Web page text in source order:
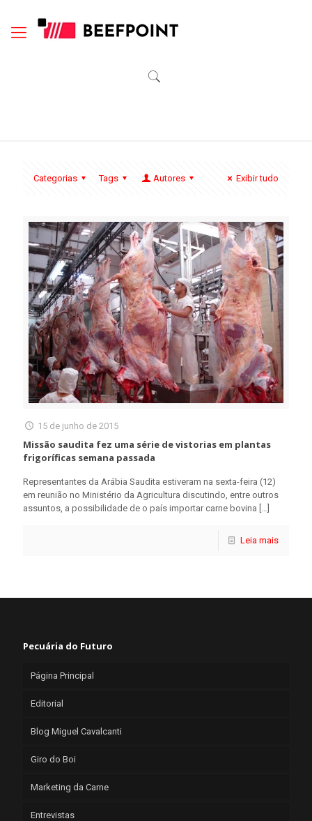
Categorias Tags Autores Exibir tudo
15 de junho de 2015
Missão saudita fez uma série de vistorias em plantas
frigoríficas semana passada
Representantes da Arábia Saudita estiveram na sexta-feira (12)
em reunião no Ministério da Agricultura discutindo, entre outros
assuntos, a possibilidade de o país importar carne bovina […]
Leia mais
Pecuária do Futuro
Página Principal
Editorial
Blog Miguel Cavalcanti
Giro do Boi
Marketing da Carne
Entrevistas